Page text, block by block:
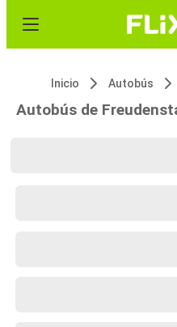
Inicio Autobús
Autobús de